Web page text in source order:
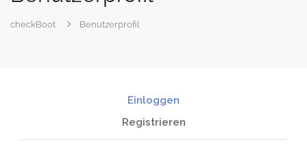
checkBoot Benutzerprofil
Einloggen
Registrieren